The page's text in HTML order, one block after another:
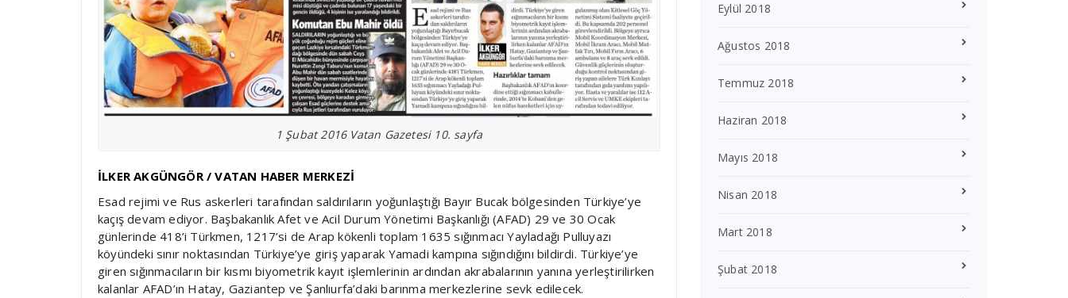
1 Şubat 2016 Vatan Gazetesi 10. sayfa
İLKER AKGÜNGÖR / VATAN HABER MERKEZİ
Esad rejimi ve Rus askerleri tarafından saldırıların yoğunlaştığı Bayır Bucak bölgesinden Türkiye’ye
kaçış devam ediyor. Başbakanlık Afet ve Acil Durum Yönetimi Başkanlığı (AFAD) 29 ve 30 Ocak
günlerinde 418’i Türkmen, 1217’si de Arap kökenli toplam 1635 sığınmacı Yayladağı Pulluyazı
köyündeki sınır noktasından Türkiye’ye giriş yaparak Yamadi kampına sığındığını bildirdi. Türkiye’ye
giren sığınmacıların bir kısmı biyometrik kayıt işlemlerinin ardından akrabalarının yanına yerleştirilirken
kalanlar AFAD’ın Hatay, Gaziantep ve Şanlıurfa’daki barınma merkezlerine sevk edilecek.
Eylül 2018
Ağustos 2018
Temmuz 2018
Haziran 2018
Mayıs 2018
Nisan 2018
Mart 2018
Şubat 2018